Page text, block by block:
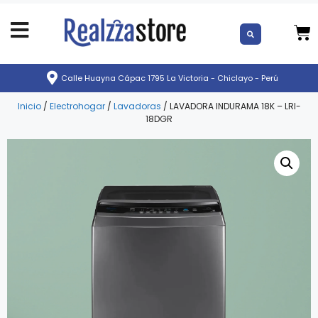
Calle Huayna Cápac 1795 La Victoria - Chiclayo - Perú
Inicio/ Electrohogar/ Lavadoras / LAVADORA INDURAMA 18K – LRI-
18DGR